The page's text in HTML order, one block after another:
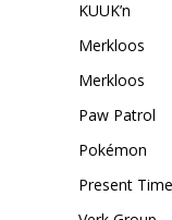
KUUK’n
Merkloos
Merkloos
Paw Patrol
Pokémon
Present Time